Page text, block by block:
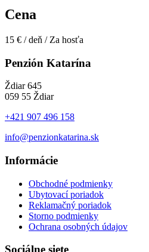
Cena
15 € / deň / Za hosťa
Penzión Katarína
Ždiar 645
059 55 Ždiar
+421 907 496 158
info@penzionkatarina.sk
Informácie
Obchodné podmienky
Ubytovací poriadok
Reklamačný poriadok
Storno podmienky
Ochrana osobných údajov